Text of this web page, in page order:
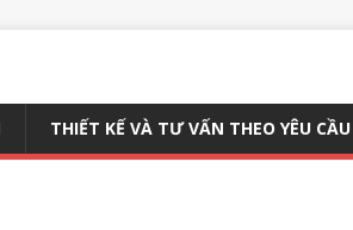
THIẾT KẾ VÀ TƯ VẤN THEO YÊU CẦU